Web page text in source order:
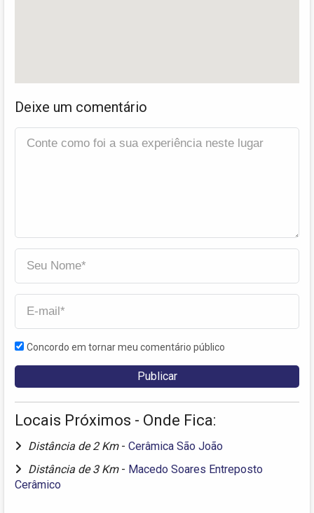
Deixe um comentário
Concordo em tornar meu comentário público
Locais Próximos - Onde Fica:
Distância de 2 Km - Cerâmica São João
Distância de 3 Km - Macedo Soares Entreposto
Cerâmico